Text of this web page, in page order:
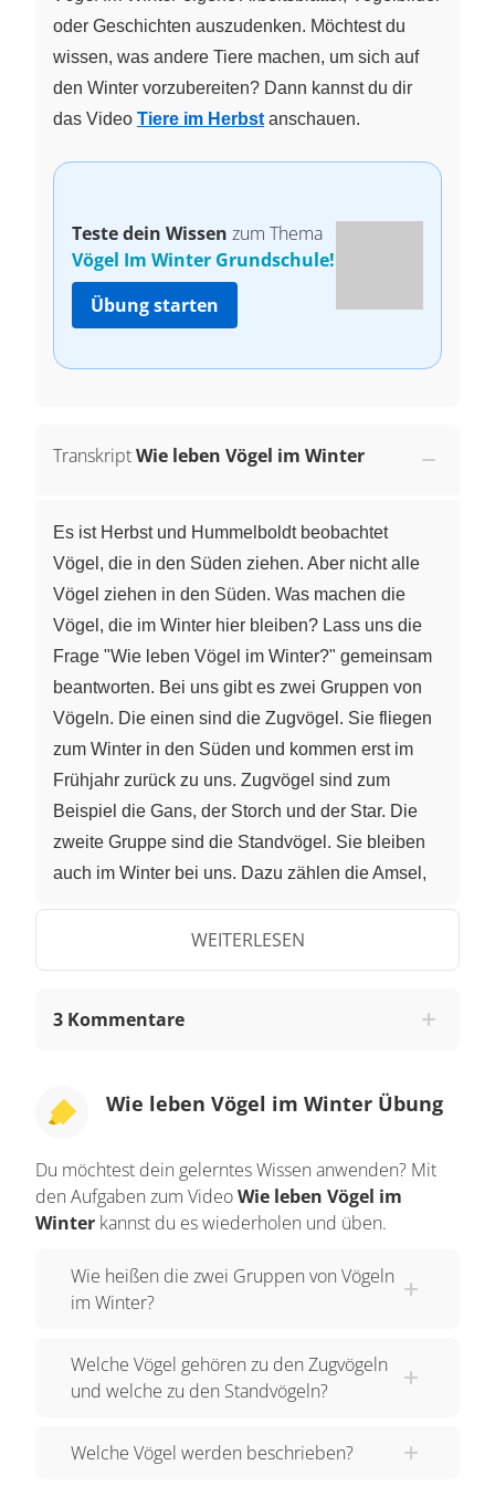
oder Geschichten auszudenken. Möchtest du
wissen, was andere Tiere machen, um sich auf
den Winter vorzubereiten? Dann kannst du dir
das Video Tiere im Herbst anschauen.
Teste dein Wissen zum Thema
Vögel Im Winter Grundschule!
Übung starten
TranskriptWie leben Vögel im Winter
Es ist Herbst und Hummelboldt beobachtet
Vögel, die in den Süden ziehen. Aber nicht alle
Vögel ziehen in den Süden. Was machen die
Vögel, die im Winter hier bleiben? Lass uns die
Frage "Wie leben Vögel im Winter?" gemeinsam
beantworten. Bei uns gibt es zwei Gruppen von
Vögeln. Die einen sind die Zugvögel. Sie fliegen
zum Winter in den Süden und kommen erst im
Frühjahr zurück zu uns. Zugvögel sind zum
Beispiel die Gans, der Storch und der Star. Die
zweite Gruppe sind die Standvögel. Sie bleiben
auch im Winter bei uns. Dazu zählen die Amsel,
genauer anschauen. Die Amsel hast du bestimmt
schon einmal gesehen. Das Weibchen hat
zusammen nennen wir auch Gefieder. Das
gelben Schnabel und gelbe Ringe um die Augen.
Die Amsel frisst Regenwürmer, Insekten und
Bei der Elster haben Männchen und Weibchen
ein schwarz - weißes Gefieder und lange
den wir dir heute vorstellen. Sie frisst Vogeleier,
Aas, also tote Tiere, Beeren und Samen. Unser
Kohlmeise. Ihr Kopf und ihr Schnabel sind
schwarz und ihre Wangen sind weiß. Das
grün. Die Flügel sind blau, grau und weiß gefärbt.
WEITERLESEN
3 Kommentare
Wie leben Vögel im Winter Übung
Du möchtest dein gelerntes Wissen anwenden? Mit
den Aufgaben zum VideoWie leben Vögel im
Winter kannst du es wiederholen und üben.
Wie heißen die zwei Gruppen von Vögeln
im Winter?
Welche Vögel gehören zu den Zugvögeln
und welche zu den Standvögeln?
Welche Vögel werden beschrieben?